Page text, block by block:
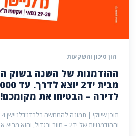
הון סיכון והשקעות
לדירה – הבטיחו את מקומכם!
וההזדמנויות של יד2 – חוזר ובגדול, והוא מביא איתו הצעה...